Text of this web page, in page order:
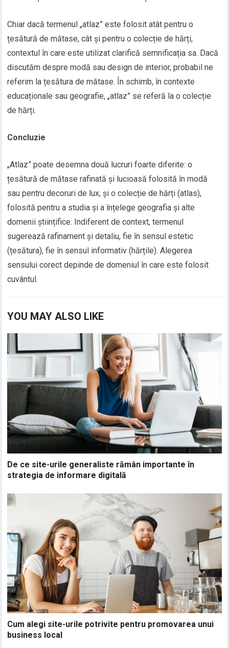
Chiar dacă termenul „atlaz” este folosit atât pentru o
țesătură de mătase, cât și pentru o colecție de hărți,
contextul în care este utilizat clarifică semnificația sa. Dacă
discutăm despre modă sau design de interior, probabil ne
referim la țesătura de mătase. În schimb, în contexte
educaționale sau geografie, „atlaz” se referă la o colecție
de hărți.
Concluzie
„Atlaz” poate desemna două lucruri foarte diferite: o
țesătură de mătase rafinată și lucioasă folosită în modă
sau pentru decoruri de lux, și o colecție de hărți (atlas),
folosită pentru a studia și a înțelege geografia și alte
domenii științifice. Indiferent de context, termenul
sugerează rafinament și detaliu, fie în sensul estetic
(țesătura), fie în sensul informativ (hărțile). Alegerea
sensului corect depinde de domeniul în care este folosit
cuvântul.
YOU MAY ALSO LIKE
De ce site-urile generaliste rămân importante în
strategia de informare digitală
Cum alegi site-urile potrivite pentru promovarea unui
business local